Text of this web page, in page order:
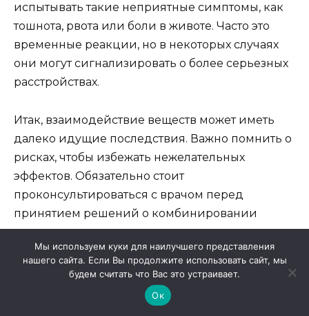
испытывать такие неприятные симптомы, как
тошнота, рвота или боли в животе. Часто это
временные реакции, но в некоторых случаях
они могут сигнализировать о более серьезных
расстройствах.
Итак, взаимодействие веществ может иметь
далеко идущие последствия. Важно помнить о
рисках, чтобы избежать нежелательных
эффектов. Обязательно стоит
проконсультироваться с врачом перед
принятием решений о комбинировании
различных продуктов для сохранения
здоровья и благополучия.
Негативные последствия
Мы используем куки для наилучшего представления
нашего сайта. Если Вы продолжите использовать сайт, мы
будем считать что Вас это устраивает.
Ок